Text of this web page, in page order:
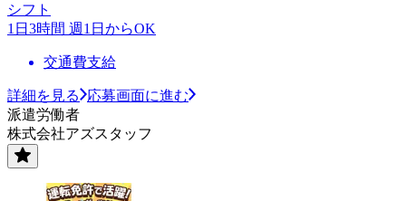
シフト
1日3時間 週1日からOK
交通費支給
詳細を見る
応募画面に進む
派遣労働者
株式会社アズスタッフ